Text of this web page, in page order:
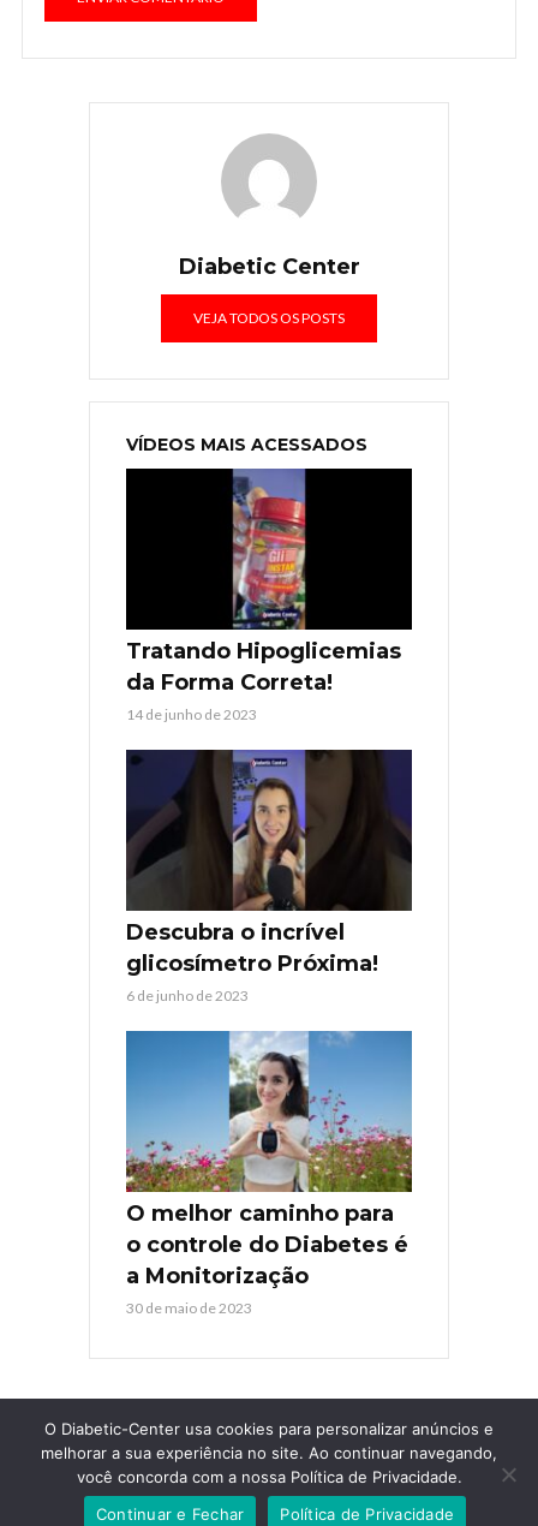
Diabetic Center
VEJA TODOS OS POSTS
VÍDEOS MAIS ACESSADOS
Tratando Hipoglicemias
da Forma Correta!
14 de junho de 2023
Descubra o incrível
glicosímetro Próxima!
6 de junho de 2023
O melhor caminho para
o controle do Diabetes é
a Monitorização
30 de maio de 2023
COPYRIGHT © 2026. TODOS OS DIREITOS RESERVADOSDIABETIC-
CENTER. AGÊNCIA GUARDIOLA WEB.
O Diabetic-Center usa cookies para personalizar anúncios e
melhorar a sua experiência no site. Ao continuar navegando,
você concorda com a nossa Política de Privacidade.
Continuar e Fechar
Política de Privacidade